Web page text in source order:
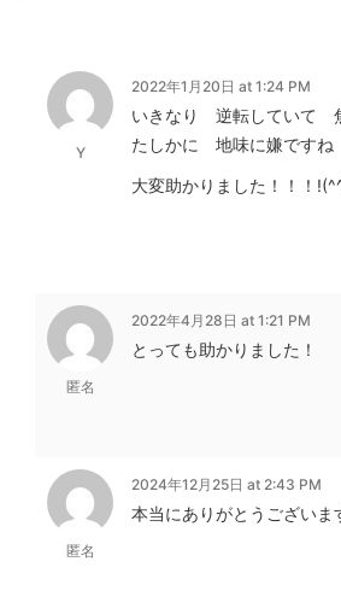
Y
2022年1月20日 at 1:24 PM
いきなり 逆転していて
たしかに 地味に嫌です
大変助かりました！！！
匿名
2022年4月28日 at 1:21 PM
とっても助かりました！
匿名
2024年12月25日 at 2:43 PM
本当にありがとうございま